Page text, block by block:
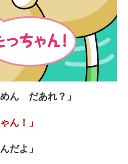
ん だあれ？」
ん！」
だよ」